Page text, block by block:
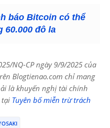
báo Bitcoin có thể
60.000 đô la
NQ-CP ngày 9/9/2025 của
Blogtienao.com chỉ mang
là khuyến nghị tài chính
tại Tuyên bố miễn trừ trách